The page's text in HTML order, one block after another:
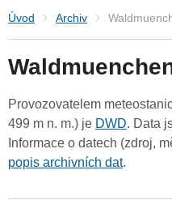
Úvod Archiv
Provozovatelem
499 m n. m.) je DWD. Data
Informace o datech (zdroj,
popis archivních dat.